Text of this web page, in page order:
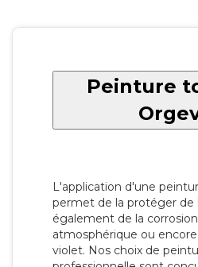
Peinture
L'application d'une
permet de la protéger de
également de la
atmosphérique ou
violet. Nos choix de